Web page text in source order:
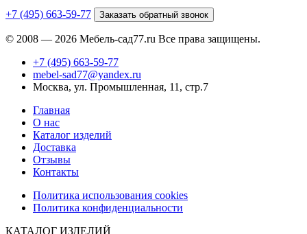
+7 (495) 663-59-77 Заказать обратный звонок
© 2008 — 2026 Мебель-сад77.ru Все права защищены.
+7 (495) 663-59-77
mebel-sad77@yandex.ru
Москва, ул. Промышленная, 11, стр.7
Главная
О нас
Каталог изделий
Доставка
Отзывы
Контакты
Политика использования cookies
Политика конфиденциальности
КАТАЛОГ ИЗДЕЛИЙ